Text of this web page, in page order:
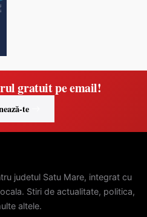
gratuit pe email!
te
judetul Satu Mare, integrat cu
Stiri de actualitate, politica,
altele.